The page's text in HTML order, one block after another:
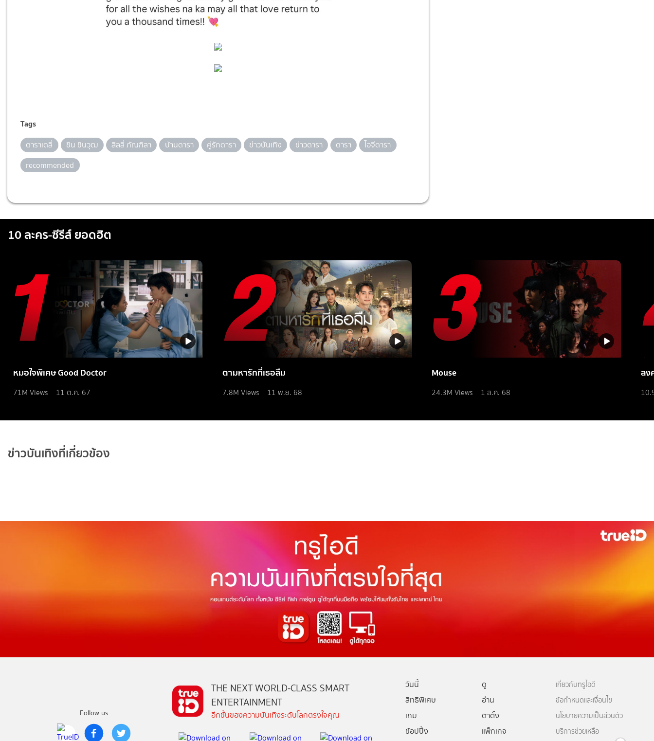
Tags
ดาราเดลี่ ชิน ชินวุฒ ลิลลี่ ภัณฑิลา บ้านดารา คู่รักดารา ข่าวบันเทิง ข่าวดารา ดารา
ไอจีดารา
recommended
10 ละคร-ซีรีส์ ยอดฮิต
หมอใจพิเศษ Good Doctor
71M Views 11 ต.ค. 67
ตามหารักที่เธอลืม
7.8M Views 11 พ.ย. 68
Mouse
24.3M Views 1 ส.ค. 68
สง
ข่าวบันเทิงที่เกี่ยวข้อง
Follow us
THE NEXT WORLD-CLASS SMART
ENTERTAINMENT
อีกขั้นของความบันเทิงระดับโลกตรงใจคุณ
วันนี้
ดู
สิทธิพิเศษ
อ่าน
เกม
ตาตั้ง
ช้อปปิ้ง
แพ็กเกจ
เกี่ยวกับทรูไอดี
ข้อกำหนดและเงื่อนไข
นโยบายความเป็นส่วนตัว
บริการช่วยเหลือ